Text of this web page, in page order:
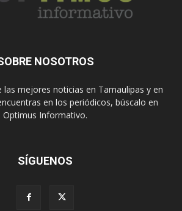
NOSOTROS
mejores noticias en Tamaulipas y en
en los periódicos, búscalo en
Optimus Informativo.
SÍGUENOS